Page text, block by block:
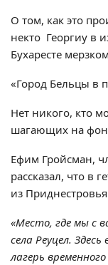
О том, как это
некто Георгиу в
Бухаресте
«Город Бельцы в
Нет никого, кто
шагающих на
Ефим Гройсман,
рассказал, что в
из
«Место, где мы с
села Реуцел.
лагерь